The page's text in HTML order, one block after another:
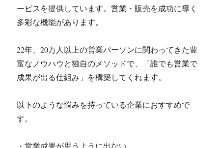
ービスを提供しています。営業・販売を成功に導く
多彩な機能があります。
22年、20万人以上の営業パーソンに関わってきた豊
富なノウハウと独自のメソッドで、「誰でも営業で
成果が出る仕組み」を構築してくれます。
以下のような悩みを持っている企業におすすめで
す。
・営業成果が思うように出ない